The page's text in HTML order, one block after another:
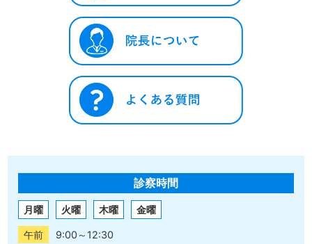
診察時間
月曜 火曜 木曜 金曜
午前
9:00～12:30